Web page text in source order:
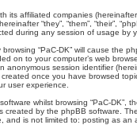
affiliated companies (hereinafter
“they”, “them”, “their”,
during any session of usage by
“PaC-DK” will cause the
on to your computer’s web
anonymous session identifier
once you have browsed
user experience.
whilst browsing “PaC-DK”,
by the phpBB software.
and is not limited to: posting as an